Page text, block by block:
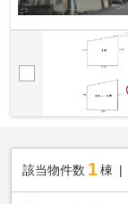
該当物件数 1棟